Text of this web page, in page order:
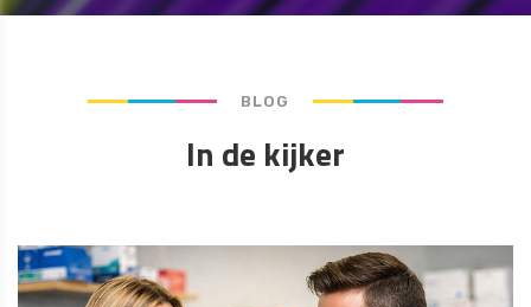
BLOG
In de kijker